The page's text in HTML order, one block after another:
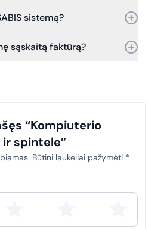
tiek kreipkitės, ir mes
sistemą?
įstaigos pirkimų
visiems pirkimams, siekiant
atitiktį teisės aktų nuostatoms.
sąskaitą faktūrą?
“Kompiuterio
spintele”
Būtini laukeliai pažymėti *